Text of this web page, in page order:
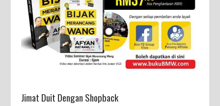
Jimat Duit Dengan Shopback